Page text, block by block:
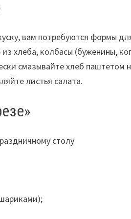
вам потребуются формы
хлеба, колбасы (буженины,
смазывайте хлеб паштетом
листья салата.